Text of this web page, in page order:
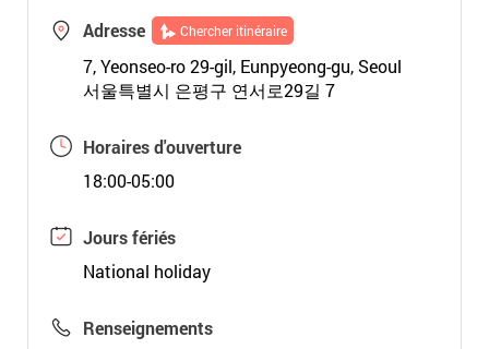
Adresse Chercher itinéraire
7, Yeonseo-ro 29-gil, Eunpyeong-gu, Seoul
서울특별시 은평구 연서로29길 7
Horaires d'ouverture
18:00-05:00
Jours fériés
National holiday
Renseignements